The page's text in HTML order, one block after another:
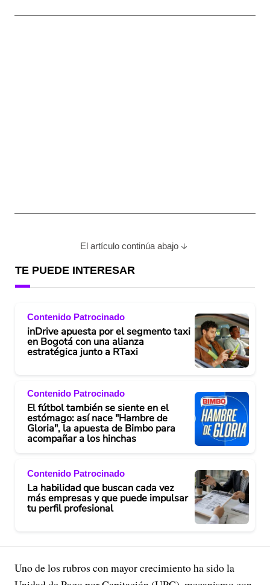
El artículo continúa abajo
TE PUEDE INTERESAR
Contenido Patrocinado
inDrive apuesta por el segmento taxi
en Bogotá con una alianza
estratégica junto a RTaxi
Contenido Patrocinado
El fútbol también se siente en el
estómago: así nace "Hambre de
Gloria", la apuesta de Bimbo para
acompañar a los hinchas
Contenido Patrocinado
La habilidad que buscan cada vez
más empresas y que puede impulsar
tu perfil profesional
Uno de los rubros con mayor crecimiento ha sido la